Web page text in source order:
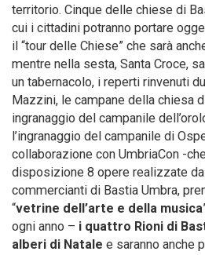
territorio. Cinque delle chiese di
cui i cittadini potranno portare
il “tour delle Chiese” che sarà
mentre nella sesta, Santa Croce,
un tabernacolo, i reperti rinvenuti
Mazzini, le campane della chiesa
ingranaggio del campanile
l’ingranaggio del campanile di
collaborazione con UmbriaCon -
disposizione 8 opere realizzate
commercianti di Bastia Umbra,
“vetrine dell’arte e della musica
ogni anno – i quattro Rioni di
alberi di Natale e saranno anche